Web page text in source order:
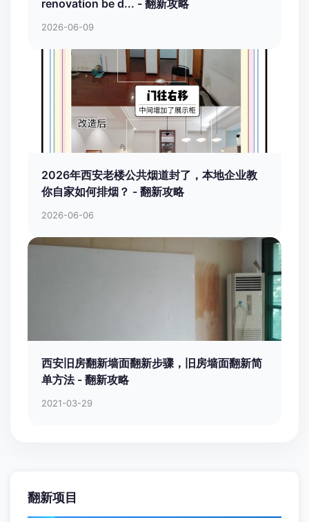
renovation be d... - 翻新攻略
2026-06-09
2026年西安老楼公共烟道封了，本地企业教
你自家如何排烟？ - 翻新攻略
2026-06-06
西安旧房翻新墙面翻新步骤，旧房墙面翻新简
单方法 - 翻新攻略
2021-03-29
翻新项目